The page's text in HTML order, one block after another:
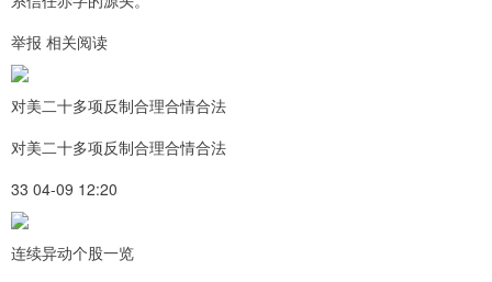
举报 相关阅读
对美二十多项反制合理合情合法
对美二十多项反制合理合情合法
33 04-09 12:20
连续异动个股一览